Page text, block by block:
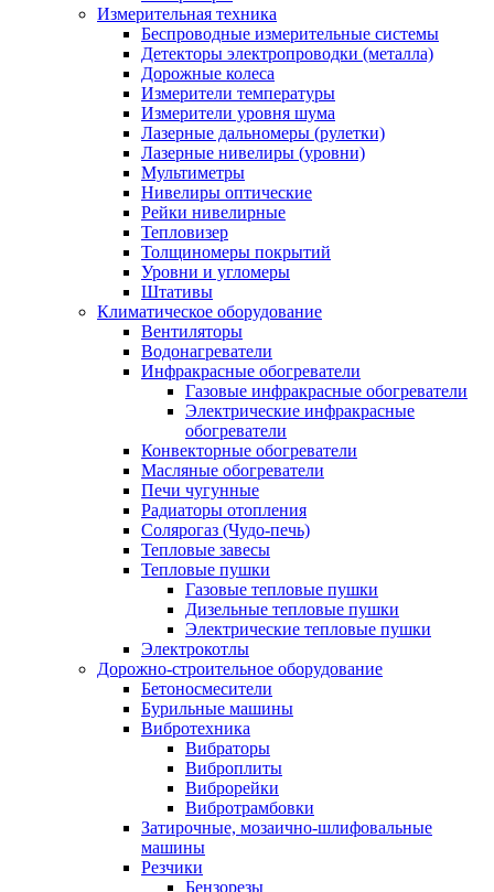
Измерительная техника
Беспроводные измерительные системы
Детекторы электропроводки (металла)
Дорожные колеса
Измерители температуры
Измерители уровня шума
Лазерные дальномеры (рулетки)
Лазерные нивелиры (уровни)
Мультиметры
Нивелиры оптические
Рейки нивелирные
Тепловизер
Толщиномеры покрытий
Уровни и угломеры
Штативы
Климатическое оборудование
Вентиляторы
Водонагреватели
Инфракрасные обогреватели
Газовые инфракрасные обогреватели
Электрические инфракрасные
обогреватели
Конвекторные обогреватели
Масляные обогреватели
Печи чугунные
Радиаторы отопления
Солярогаз (Чудо-печь)
Тепловые завесы
Тепловые пушки
Газовые тепловые пушки
Дизельные тепловые пушки
Электрические тепловые пушки
Электрокотлы
Дорожно-строительное оборудование
Бетоносмесители
Бурильные машины
Вибротехника
Вибраторы
Виброплиты
Виброрейки
Вибротрамбовки
Затирочные, мозаично-шлифовальные
машины
Резчики
Бензорезы